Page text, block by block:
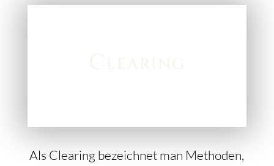
Als Clearing bezeichnet man Methoden,